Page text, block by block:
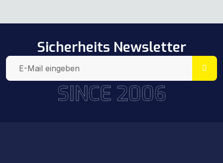
Sicherheits Newsletter
SINCE 2006